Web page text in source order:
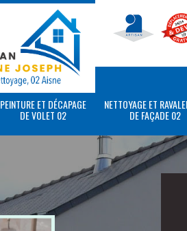
PEINTURE ET DÉCAPAGE
DE VOLET 02
NETTOYAGE ET
DE FAÇADE 02